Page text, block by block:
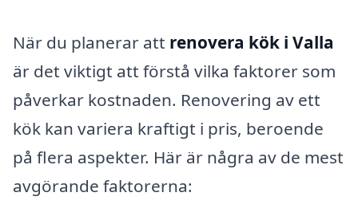
När du planerar att renovera kök i Valla
är det viktigt att förstå vilka faktorer som
påverkar kostnaden. Renovering av ett
kök kan variera kraftigt i pris, beroende
på flera aspekter. Här är några av de mest
avgörande faktorerna: